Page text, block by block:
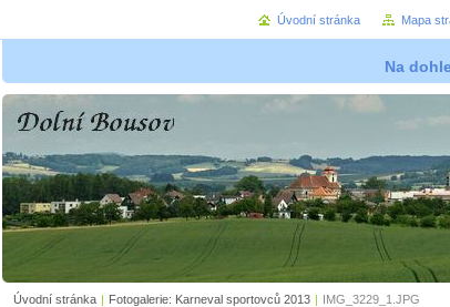
Na
Úvodní stránka | Fotogalerie: Karneval sportovců 2013 | IMG_3229_1.JPG
Úvodní stránka Mapa